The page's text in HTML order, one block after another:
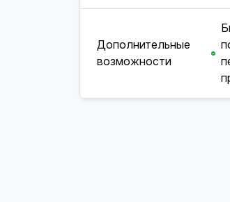
Дополнительные
возможности